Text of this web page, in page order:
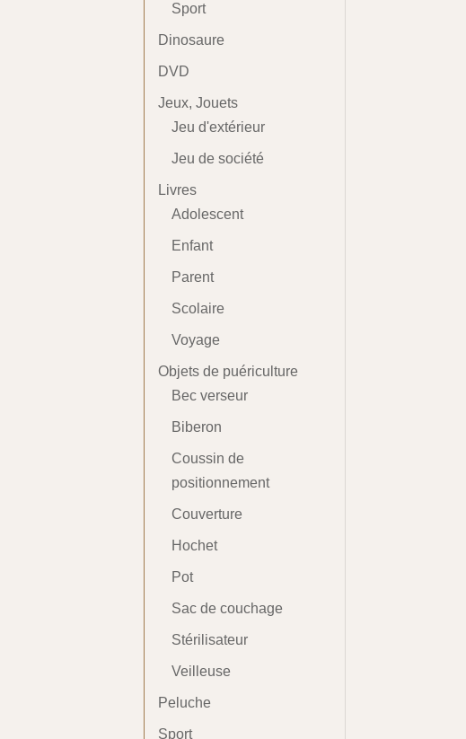
Sport
Dinosaure
DVD
Jeux, Jouets
Jeu d'extérieur
Jeu de société
Livres
Adolescent
Enfant
Parent
Scolaire
Voyage
Objets de puériculture
Bec verseur
Biberon
Coussin de
positionnement
Couverture
Hochet
Pot
Sac de couchage
Stérilisateur
Veilleuse
Peluche
Sport